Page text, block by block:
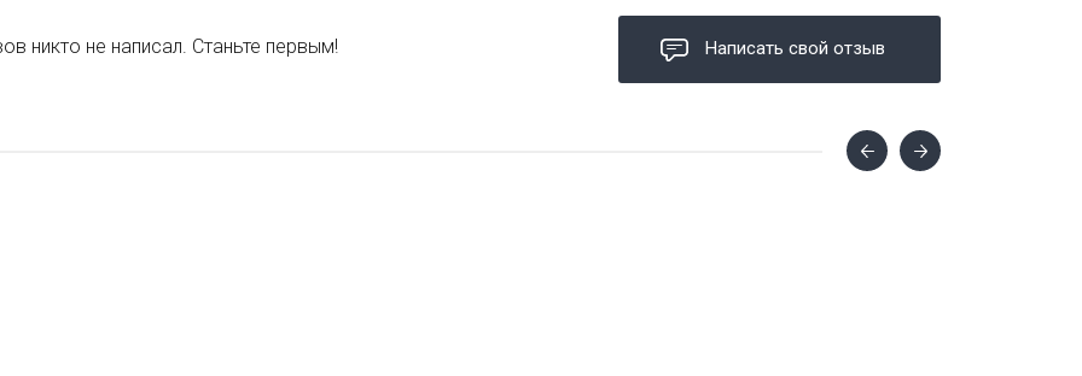
Написать свой отзыв
никто не написал. Станьте первым!